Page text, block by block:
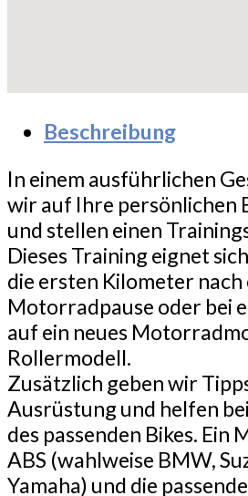
Beschreibung
In einem ausführlichen
wir auf Ihre persönlichen
und stellen einen
Dieses Training eignet
die ersten Kilometer nach
Motorradpause oder bei
auf ein neues
Rollermodell.
Zusätzlich geben wir
Ausrüstung und helfen
des passenden Bikes.
ABS (wahlweise BMW,
Yamaha) und die passende